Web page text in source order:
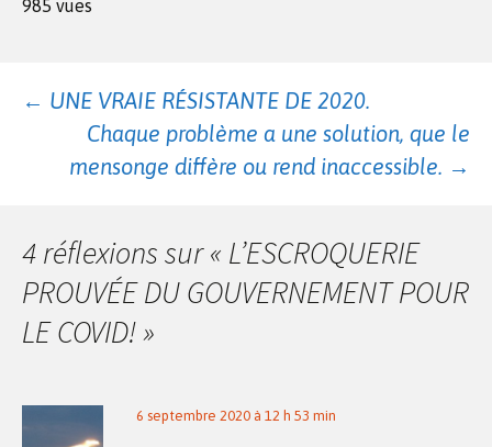
985 vues
Navigation
des
articles
← UNE VRAIE RÉSISTANTE DE 2020.
Chaque problème a une solution, que le
mensonge diffère ou rend inaccessible. →
4 réflexions sur « L’ESCROQUERIE
PROUVÉE DU GOUVERNEMENT POUR
LE COVID!»
6 septembre 2020 à 12 h 53 min